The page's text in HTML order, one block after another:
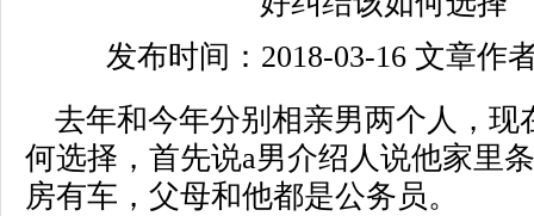
发布时间：2018-03-16 文章作
去年和今年分别相亲男两个人，现
何选择，首先说a男介绍人说他家里
房有车，父母和他都是公务员。